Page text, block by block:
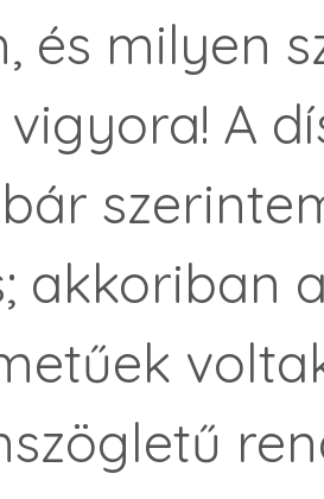
és milyen
A
akkoriban